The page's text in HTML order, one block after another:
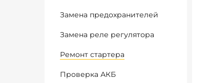
Замена предохранителей
Замена реле регулятора
Ремонт стартера
Проверка АКБ